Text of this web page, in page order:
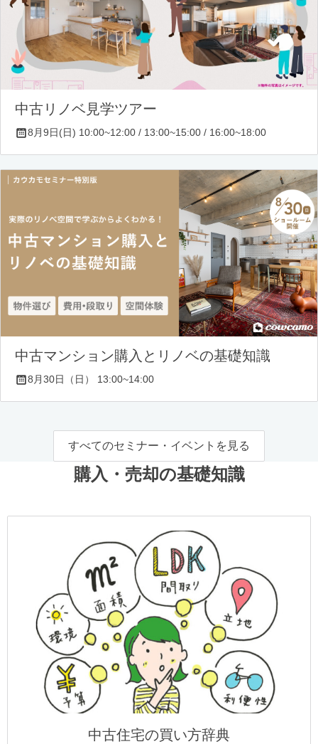
中古リノベ見学ツアー
8月9日(日) 10:00~12:00 / 13:00~15:00 / 16:00~18:00
中古マンション購入とリノベの基礎知識
8月30日（日） 13:00~14:00
すべてのセミナー・イベントを見る
購入・売却の基礎知識
中古住宅の買い方辞典